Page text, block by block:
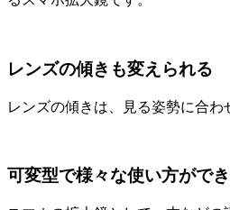
レンズの傾きも変えられる
レンズの傾きは、見る姿勢に合わ
可変型で様々な使い方がで